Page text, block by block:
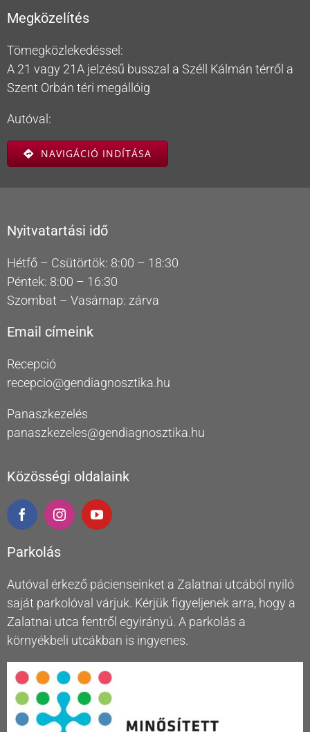
Megközelítés
Tömegközlekedéssel:
A 21 vagy 21A jelzésű busszal a Széll Kálmán térről a
Szent Orbán téri megállóig
Autóval:
NAVIGÁCIÓ INDÍTÁSA
Nyitvatartási idő
Hétfő – Csütörtök: 8:00 – 18:30
Péntek: 8:00 – 16:30
Szombat – Vasárnap: zárva
Email címeink
Recepció
recepcio@gendiagnosztika.hu
Panaszkezelés
panaszkezeles@gendiagnosztika.hu
Közösségi oldalaink
Parkolás
Autóval érkező pácienseinket a Zalatnai utcából nyíló
saját parkolóval várjuk. Kérjük figyeljenek arra, hogy a
Zalatnai utca fentről egyirányú. A parkolás a
környékbeli utcákban is ingyenes.